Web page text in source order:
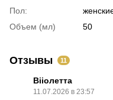
Пол:
Объем (мл)
50
Отзывы 11
Вііолетта
11.07.2026 в 23:57